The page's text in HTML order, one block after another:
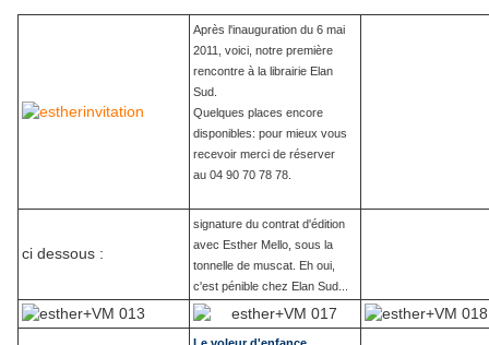
Après l'inauguration du 6 mai
2011, voici, notre première
rencontre à la librairie Elan
Sud.
Quelques places encore
disponibles: pour mieux vous
recevoir merci de réserver
au 04 90 70 78 78.
ci dessous :
signature du contrat d'édition
avec Esther Mello, sous la
tonnelle de muscat. Eh oui,
c'est pénible chez Elan Sud...